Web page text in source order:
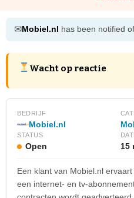
✉Mobiel.nl has been notified
Wacht op reactie
BEDRIJF
Mobiel.nl
STATUS
Open 15
Een klant van Mobiel.nl
een internet- en tv-